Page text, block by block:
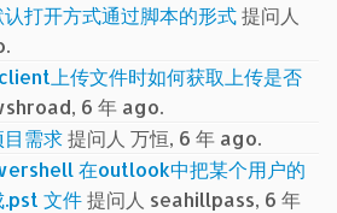
打开方式通过脚本的形式提问人
上传文件时如何获取上传是否
6 年 ago.
需求提问人 万恒, 6 年 ago.
在outlook中把某个用户的
.pst 文件提问人 seahillpass, 6 年